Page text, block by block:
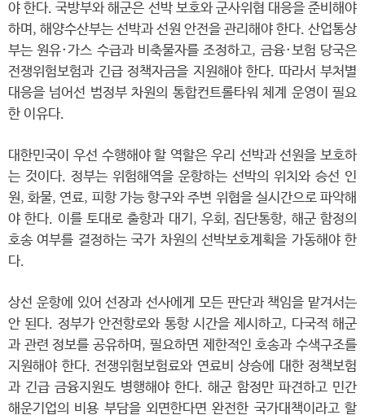
야 한다. 국방부와 해군은 선박 보호와 군사위협 대응을 준비해야
하며, 해양수산부는 선박과 선원 안전을 관리해야 한다. 산업통상
부는 원유·가스 수급과 비축물자를 조정하고, 금융·보험 당국은
전쟁위험보험과 긴급 정책자금을 지원해야 한다. 따라서 부처별
대응을 넘어선 범정부 차원의 통합컨트롤타워 체계 운영이 필요
한 이유다.
대한민국이 우선 수행해야 할 역할은 우리 선박과 선원을 보호하
는 것이다. 정부는 위험해역을 운항하는 선박의 위치와 승선 인
원, 화물, 연료, 피항 가능 항구와 주변 위협을 실시간으로 파악해
야 한다. 이를 토대로 출항과 대기, 우회, 집단통항, 해군 함정의
호송 여부를 결정하는 국가 차원의 선박보호계획을 가동해야 한
다.
상선 운항에 있어 선장과 선사에게 모든 판단과 책임을 맡겨서는
안 된다. 정부가 안전항로와 통항 시간을 제시하고, 다국적 해군
과 관련 정보를 공유하며, 필요하면 제한적인 호송과 수색구조를
지원해야 한다. 전쟁위험보험료와 연료비 상승에 대한 정책보험
과 긴급 금융지원도 병행해야 한다. 해군 함정만 파견하고 민간
해운기업의 비용 부담을 외면한다면 완전한 국가대책이라고 할